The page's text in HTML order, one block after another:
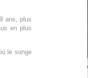
ans, plus
en plus
le songe